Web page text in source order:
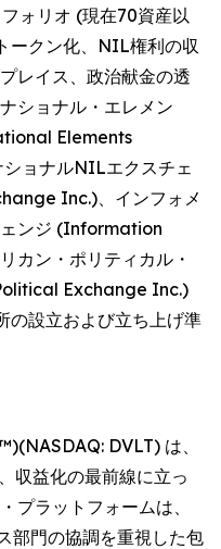
ォリオ (現在70資産以
ークン化、NIL権利の収
レイス、政治献金の透
ショナル・エレメン
Elements
ョナルNILエクスチェ
Inc.)、インフォメ
ェンジ (Information
ン・ポリティカル・
Exchange Inc.)
の設立および立ち上げ準
DVLT) は、
収益化の最前線に立っ
プラットフォームは、
部門の協調を重視した包